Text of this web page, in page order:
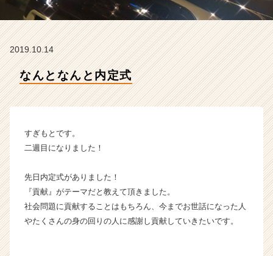
イ
ン】
チ
ャ
成
業
ら
カ
ウ
ト
2019.10.14
なんとなんと内定式
すぎもとです。
二週目になりました！
先日内定式がありました！
『貢献』がテーマだと教えて頂きました。
社会問題に貢献することはもちろん、今までお世話になった人
やたくさんの身の回りの人に感謝し貢献していきたいです。